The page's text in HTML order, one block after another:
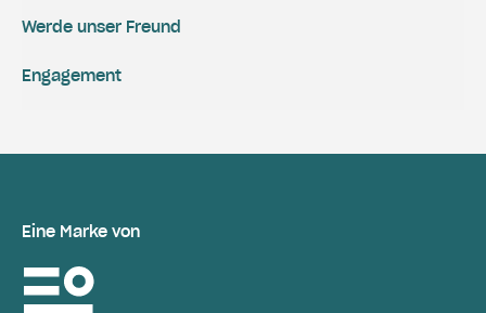
Engagement
Werde unser Freund
Eine Marke von